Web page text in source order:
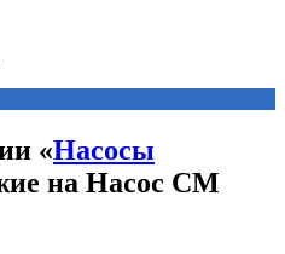
«Насосы
на Насос СМ